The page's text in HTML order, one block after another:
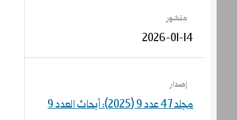
منشور
2026-01-14
إصدار
مجلد 47 عدد 9 (2025): أبحاث العدد 9